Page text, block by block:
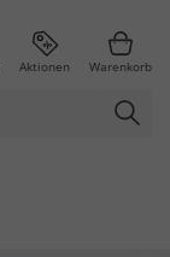
Aktionen Warenkorb